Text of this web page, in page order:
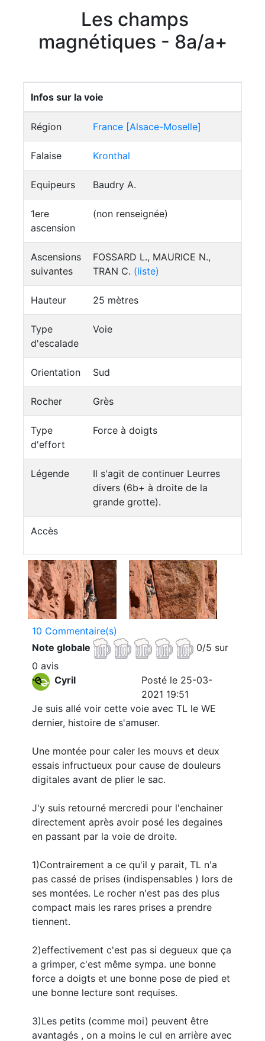
Les champs
magnétiques - 8a/a+
Infos sur la voie
Région France [Alsace-Moselle]
Falaise Kronthal
Equipeurs Baudry A.
1ere
ascension
(non renseignée)
Ascensions
suivantes
FOSSARD L., MAURICE N.,
TRAN C. (liste)
Hauteur 25 mètres
Type
d'escalade
Voie
Orientation Sud
Rocher Grès
Type
d'effort
Force à doigts
Légende
Il s'agit de continuer Leurres
divers (6b+ à droite de la
grande grotte).
Accès
10 Commentaire(s)
Note globale
0/5 sur
0 avis
Cyril
Posté le 25-03-
2021 19:51
Je suis allé voir cette voie avec TL le WE
dernier, histoire de s'amuser.
Une montée pour caler les mouvs et deux
essais infructueux pour cause de douleurs
digitales avant de plier le sac.
J'y suis retourné mercredi pour l'enchainer
directement après avoir posé les degaines
en passant par la voie de droite.
1)Contrairement a ce qu'il y parait, TL n'a
pas cassé de prises (indispensables ) lors de
ses montées. Le rocher n'est pas des plus
compact mais les rares prises a prendre
tiennent.
2)effectivement c'est pas si degueux que ça
a grimper, c'est même sympa. une bonne
force a doigts et une bonne pose de pied et
une bonne lecture sont requises.
3)Les petits (comme moi) peuvent être
avantagés , on a moins le cul en arrière avec